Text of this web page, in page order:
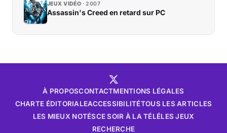
JEUX VIDÉO 2007
Assassin's Creed en retard sur PC
À PROPOSCONTACTMENTIONS LÉGALES
CHARTE ÉDITORIALEACCESSIBILITÉTOUS LES ARTICLES
LES MIEUX NOTÉSCE SOIR À LA TÉLÉLES JEUX
RECHERCHE